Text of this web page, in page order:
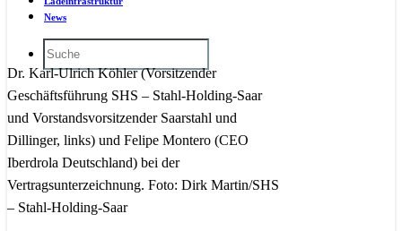
News
Dr. Karl-Ulrich Köhler (Vorsitzender
Geschäftsführung SHS – Stahl-Holding-Saar
und Vorstandsvorsitzender Saarstahl und
Dillinger, links) und Felipe Montero (CEO
Iberdrola Deutschland) bei der
Vertragsunterzeichnung. Foto: Dirk Martin/SHS
– Stahl-Holding-Saar